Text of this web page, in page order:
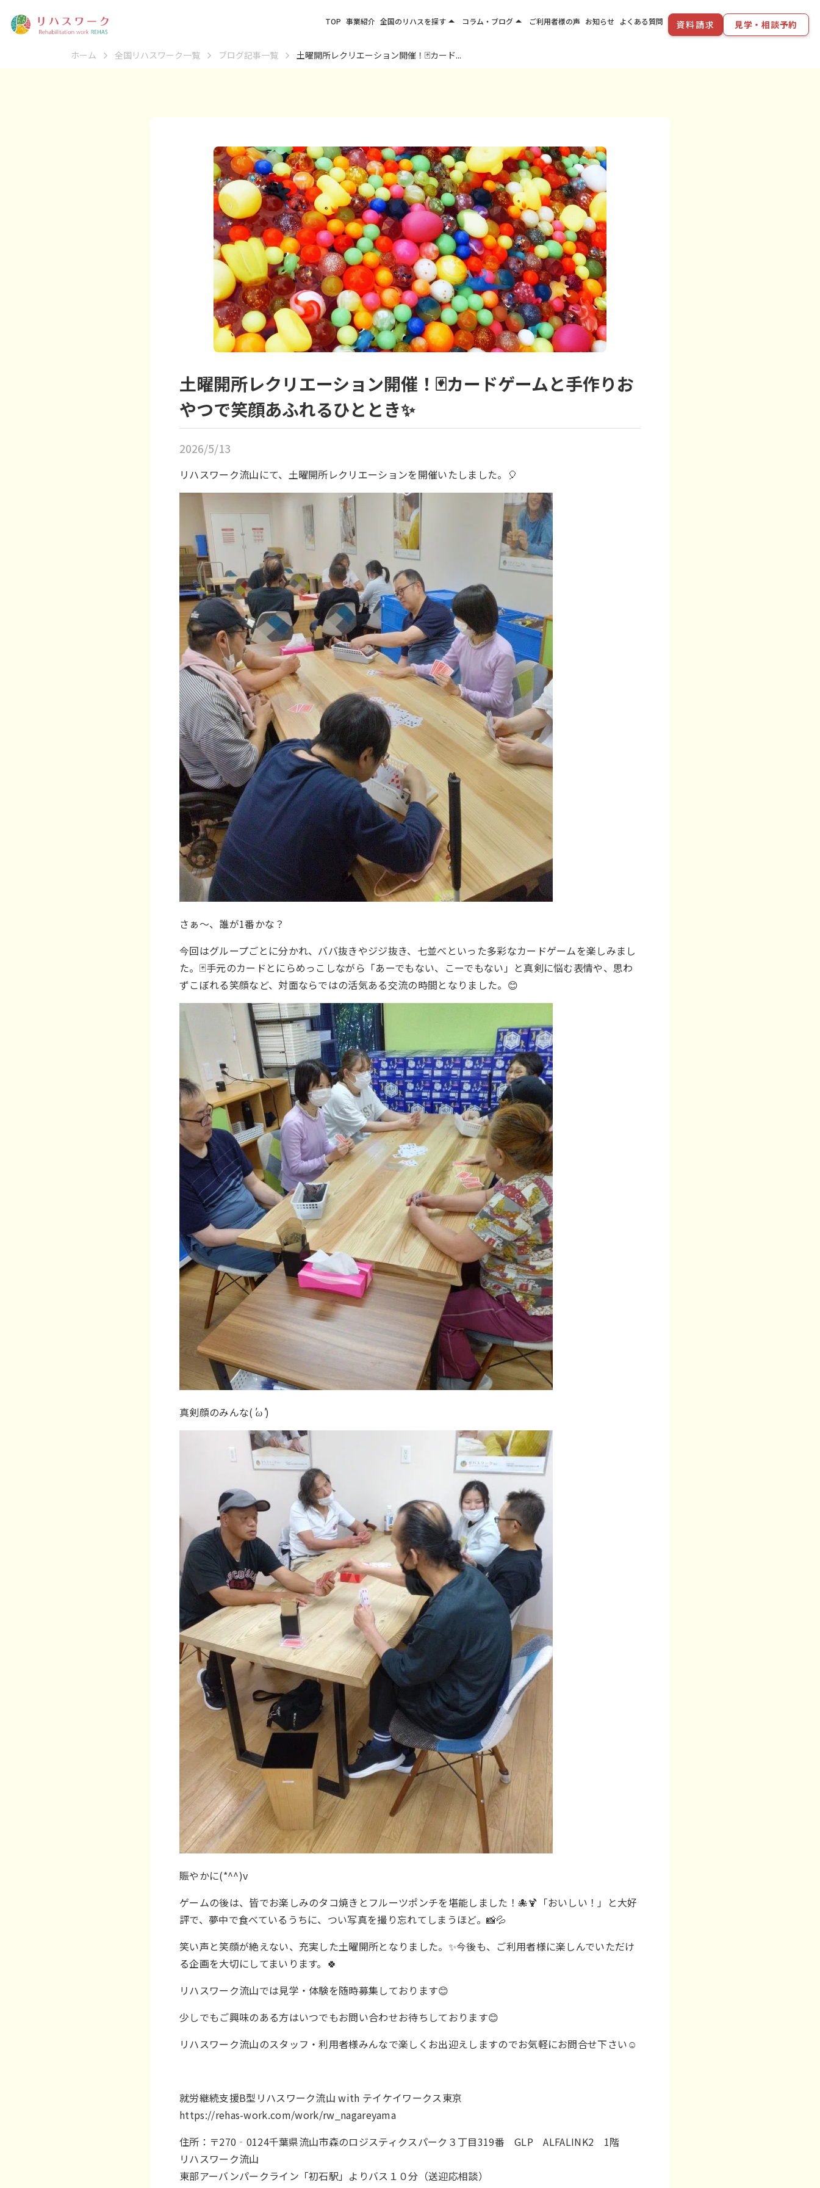
ホーム 全国リハスワーク一覧 ブログ記事一覧 土曜開所レクリエーション開催！🃏カード...
土曜開所レクリエーション開催！🃏カードゲームと手作りお
やつで笑顔あふれるひととき✨
2026/5/13
リハスワーク流山にて、土曜開所レクリエーションを開催いたしました。🎈
さぁ～、誰が1番かな？
今回はグループごとに分かれ、ババ抜きやジジ抜き、七並べといった多彩なカードゲームを楽しみまし
た。🃏手元のカードとにらめっこしながら「あーでもない、こーでもない」と真剣に悩む表情や、思わ
ずこぼれる笑顔など、対面ならではの活気ある交流の時間となりました。😊
真剣顔のみんな( 'ω')
賑やかに(*^^)v
ゲームの後は、皆でお楽しみのタコ焼きとフルーツポンチを堪能しました！🐙🍹「おいしい！」と大好
評で、夢中で食べているうちに、つい写真を撮り忘れてしまうほど。📸💦
笑い声と笑顔が絶えない、充実した土曜開所となりました。✨今後も、ご利用者様に楽しんでいただけ
る企画を大切にしてまいります。🍀
リハスワーク流山では見学・体験を随時募集しております😊
少しでもご興味のある方はいつでもお問い合わせお待ちしております😊
リハスワーク流山のスタッフ・利用者様みんなで楽しくお出迎えしますのでお気軽にお問合せ下さい☺️
就労継続支援B型リハスワーク流山 with テイケイワークス東京
https://rehas-work.com/work/rw_nagareyama
住所：〒270‐0124千葉県流山市森のロジスティクスパーク３丁目319番 GLP ALFALINK2 1階
リハスワーク流山
東部アーバンパークライン「初石駅」よりバス１０分（送迎応相談）
TOP 事業紹介 全国のリハスを探すarrow_drop_up
東北エリア
四国・九州エリア
コラム・ブログarrow_drop_up ご利用者様の声 お知らせ よくある質問 資料請求 見学・相談予約